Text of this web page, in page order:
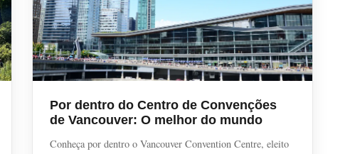
Por dentro do Centro de Convenções
de Vancouver: O melhor do mundo
Conheça por dentro o Vancouver Convention Centre, eleito